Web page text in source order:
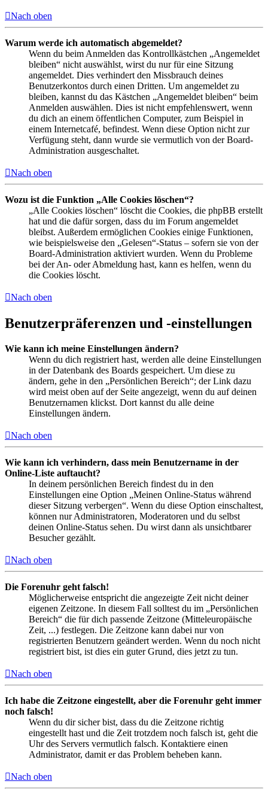
Nach oben
Warum werde ich automatisch abgemeldet?
Wenn du beim Anmelden das Kontrollkästchen „Angemeldet
bleiben“ nicht auswählst, wirst du nur für eine Sitzung
angemeldet. Dies verhindert den Missbrauch deines
Benutzerkontos durch einen Dritten. Um angemeldet zu
bleiben, kannst du das Kästchen „Angemeldet bleiben“ beim
Anmelden auswählen. Dies ist nicht empfehlenswert, wenn
du dich an einem öffentlichen Computer, zum Beispiel in
einem Internetcafé, befindest. Wenn diese Option nicht zur
Verfügung steht, dann wurde sie vermutlich von der Board-
Administration ausgeschaltet.
Nach oben
Wozu ist die Funktion „Alle Cookies löschen“?
„Alle Cookies löschen“ löscht die Cookies, die phpBB erstellt
hat und die dafür sorgen, dass du im Forum angemeldet
bleibst. Außerdem ermöglichen Cookies einige Funktionen,
wie beispielsweise den „Gelesen“-Status – sofern sie von der
Board-Administration aktiviert wurden. Wenn du Probleme
bei der An- oder Abmeldung hast, kann es helfen, wenn du
die Cookies löscht.
Nach oben
Benutzerpräferenzen und -einstellungen
Wie kann ich meine Einstellungen ändern?
Wenn du dich registriert hast, werden alle deine Einstellungen
in der Datenbank des Boards gespeichert. Um diese zu
ändern, gehe in den „Persönlichen Bereich“; der Link dazu
wird meist oben auf der Seite angezeigt, wenn du auf deinen
Benutzernamen klickst. Dort kannst du alle deine
Einstellungen ändern.
Nach oben
Wie kann ich verhindern, dass mein Benutzername in der
Online-Liste auftaucht?
In deinem persönlichen Bereich findest du in den
Einstellungen eine Option „Meinen Online-Status während
dieser Sitzung verbergen“. Wenn du diese Option einschaltest,
können nur Administratoren, Moderatoren und du selbst
deinen Online-Status sehen. Du wirst dann als unsichtbarer
Besucher gezählt.
Nach oben
Die Forenuhr geht falsch!
Möglicherweise entspricht die angezeigte Zeit nicht deiner
eigenen Zeitzone. In diesem Fall solltest du im „Persönlichen
Bereich“ die für dich passende Zeitzone (Mitteleuropäische
Zeit, ...) festlegen. Die Zeitzone kann dabei nur von
registrierten Benutzern geändert werden. Wenn du noch nicht
registriert bist, ist dies ein guter Grund, dies jetzt zu tun.
Nach oben
Ich habe die Zeitzone eingestellt, aber die Forenuhr geht immer
noch falsch!
Wenn du dir sicher bist, dass du die Zeitzone richtig
eingestellt hast und die Zeit trotzdem noch falsch ist, geht die
Uhr des Servers vermutlich falsch. Kontaktiere einen
Administrator, damit er das Problem beheben kann.
Nach oben